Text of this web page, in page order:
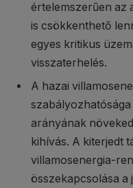
értelemszerűen az
is csökkenthető
egyes kritikus
visszaterhelés.
A hazai
arányának
kihívás. A kiterjedt
villamosenergia-
összekapcsolása a